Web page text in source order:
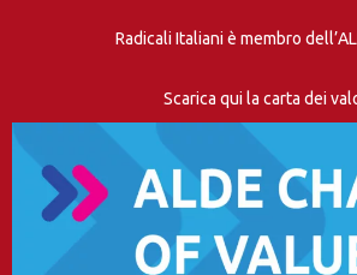
Radicali Italiani è membro
Scarica qui la carta dei